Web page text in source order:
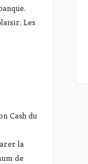
Les
Cash du
la
de